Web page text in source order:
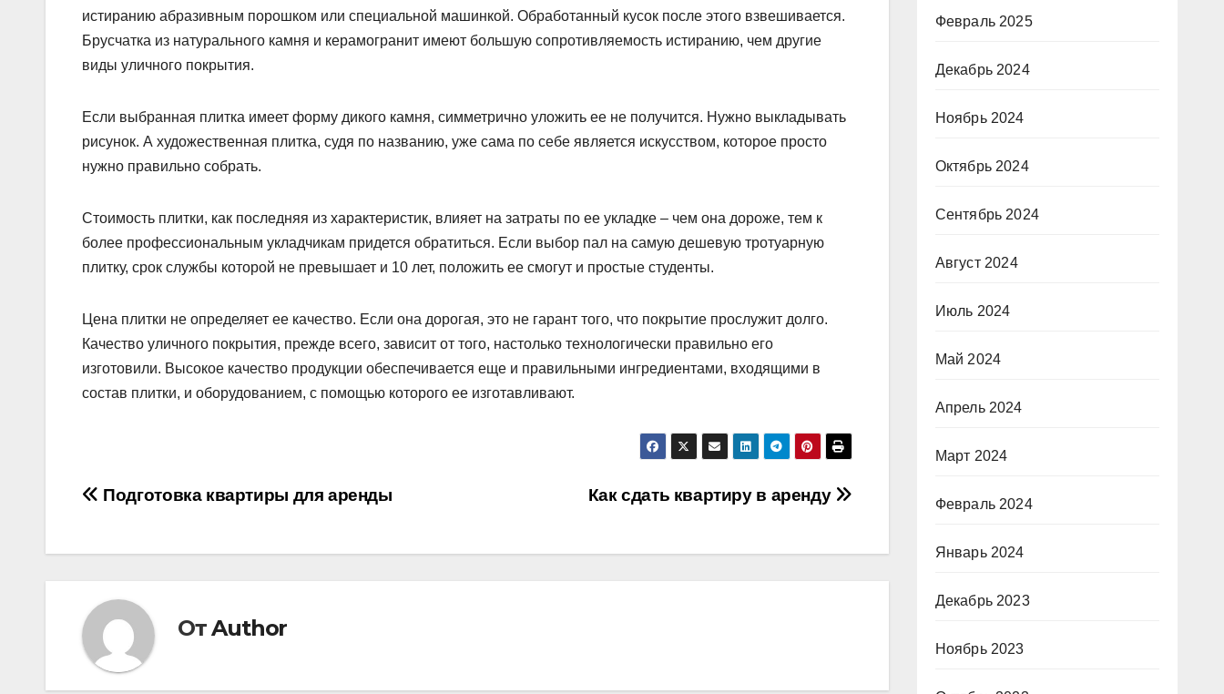
истиранию абразивным порошком или специальной машинкой. Обработанный кусок после этого взвешивается.
Брусчатка из натурального камня и керамогранит имеют большую сопротивляемость истиранию, чем другие
виды уличного покрытия.
Если выбранная плитка имеет форму дикого камня, симметрично уложить ее не получится. Нужно выкладывать
рисунок. А художественная плитка, судя по названию, уже сама по себе является искусством, которое просто
нужно правильно собрать.
Стоимость плитки, как последняя из характеристик, влияет на затраты по ее укладке – чем она дороже, тем к
более профессиональным укладчикам придется обратиться. Если выбор пал на самую дешевую тротуарную
плитку, срок службы которой не превышает и 10 лет, положить ее смогут и простые студенты.
Цена плитки не определяет ее качество. Если она дорогая, это не гарант того, что покрытие прослужит долго.
Качество уличного покрытия, прежде всего, зависит от того, настолько технологически правильно его
изготовили. Высокое качество продукции обеспечивается еще и правильными ингредиентами, входящими в
состав плитки, и оборудованием, с помощью которого ее изготавливают.
Навигация
Как сдать квартиру в аренду
Подготовка квартиры для аренды
ОтAuthor
Февраль 2025
Декабрь 2024
Ноябрь 2024
Октябрь 2024
Сентябрь 2024
Август 2024
Июль 2024
Май 2024
Апрель 2024
Март 2024
Февраль 2024
Январь 2024
Декабрь 2023
Ноябрь 2023